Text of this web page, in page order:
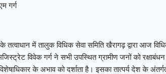
गर्ग
तत्वाधान में तालुक विधिक सेवा समिति खैरागढ़ द्वारा आज
विवेक गर्ग ने सभी उपस्थित ग्रामीण जनों को
के अभाव को दर्शाता है। इसका तात्पर्य देश के अंतर्गत